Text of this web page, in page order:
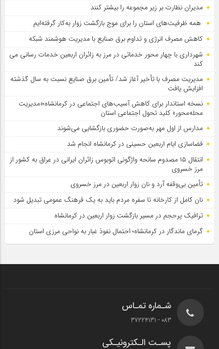
مدیران نظارت بر زیر مجموعه را بیشتر کنند
همه ظرفیت‌های استان را برای موج بازگشت زوار به‌کار گرفته‌ایم
کاهش مصرف انرژی و تداوم برق صنایع با مدیریت هوشمند شبکه
شهرداری با چهار محور خدماتی در مرز به زائران اربعین خدمات رسانی می
کند
مدیریت مصرف با تأخیر آغاز شد/ تأمین برق صنایع نسبت به سال گذشته
افزایش یافت
نسخه استاندار برای کاهش آسیب‌های اجتماعی در کرمانشاه؛«مدیریت
محله‌محور» کلید تحول اجتماعی استان
مدارس از اول مهر به‌صورت حضوری بازگشایی می‌شوند
فضاسازی ایام اربعین حسینی در کرمانشاه انجام شد
انتقال ۱۵ مصدوم سانحه واژگونی اتوبوس زائران ایرانی در عراق به کشور از
مرز خسروی
تأمین بی‌وقفه آرد و نان زوار اربعین در مرز خسروی
نان کامل از کارخانه تا سفره مردم باید به یک فرهنگ عمومی تبدیل شود
ترافیک پرحجم در مسیر بازگشت زوار اربعین در کرمانشاه
گرمای ماندگار در کرمانشاه؛ احتمال نفوذ غبار به نواحی مرزی استان
شـماره تمـاس
083 - 37224131
پسـت الـکترونیـکی